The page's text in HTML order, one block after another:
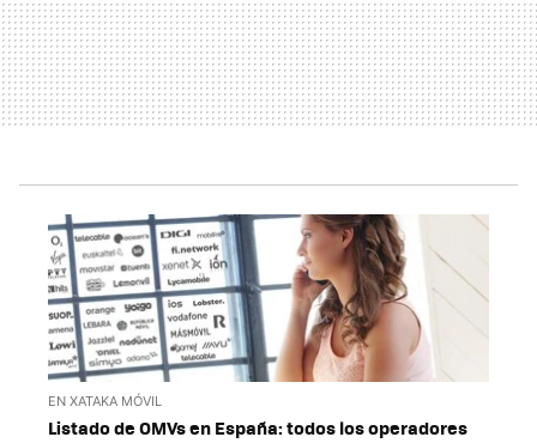
EN XATAKA MÓVIL
Listado de OMVs en España: todos los operadores